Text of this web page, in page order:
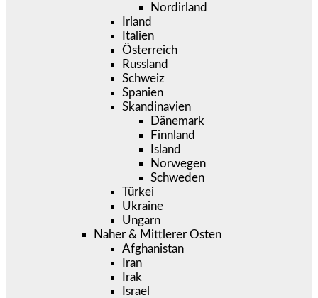
Nordirland
Irland
Italien
Österreich
Russland
Schweiz
Spanien
Skandinavien
Dänemark
Finnland
Island
Norwegen
Schweden
Türkei
Ukraine
Ungarn
Naher & Mittlerer Osten
Afghanistan
Iran
Irak
Israel